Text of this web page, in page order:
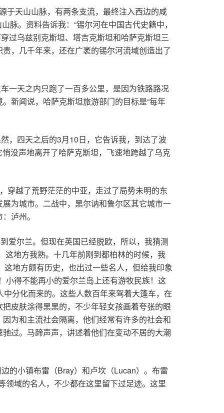
于天山山脉，有两条支流，最终注入西边的咸
脉。资料告诉我：“锡尔河在中国古代史籍中，
过乌兹别克斯坦、塔吉克斯坦和哈萨克斯坦三
，几千年来，还在广袤的锡尔河流域创造出了
一天之内只跑了一百多公里，是因为铁路路况
新闻说，哈萨克斯坦旅游部门的目标是“每年
，四天之后的3月10日，它告诉我，到达了波
没声地离开了哈萨克斯坦，飞速地跨越了乌克
越了荒野茫茫的中亚，走过了局势未明的东
为城市。二战中，黑尔讷和鲁尔区其它城市一
泸州。
爱尔兰。但现在英国已经脱欧，所以，我猜测
地方我熟。十几年前刚到都柏林的时候，我
地方颇有历史，也出过一些名人，但给我印象
得不能再小的爱尔兰岛上还有游牧民族！这
分化而来的。这些人数百年来驾着大篷车，在
皮肤涂得黑黑的，不少年轻女孩画着夸张的眼
为和主流社会隔离，他们经常有许多的社会和
过。马蹄声声，讲述着他们在变动不居的大潮
的小镇布雷（Bray）和卢坎（Lucan）。布雷
领域的名人，不少都在这里留下过足迹。这里